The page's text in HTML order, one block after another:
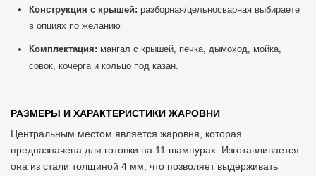
Конструкция с крышей: разборная/цельносварная выбираете
в опциях по желанию
Комплектация: мангал с крышей, печка, дымоход, мойка,
совок, кочерга и кольцо под казан.
РАЗМЕРЫ И ХАРАКТЕРИСТИКИ ЖАРОВНИ
Центральным местом является жаровня, которая
предназначена для готовки на 11 шампурах. Изготавливается
она из стали толщиной 4 мм, что позволяет выдерживать